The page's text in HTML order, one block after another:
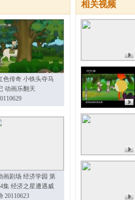
相关视频
色传奇 小铁头夺马
动画乐翻天
画剧场 经济学园 第
集 经济之星遭遇威
20110623